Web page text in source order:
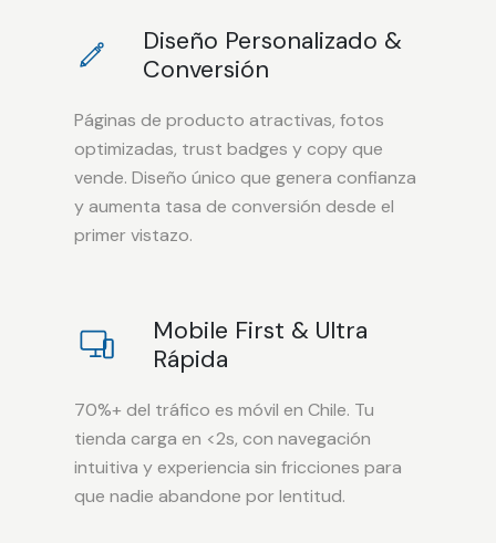
Diseño Personalizado &
Conversión
Páginas de producto atractivas, fotos
optimizadas, trust badges y copy que
vende. Diseño único que genera confianza
y aumenta tasa de conversión desde el
primer vistazo.
Mobile First & Ultra
Rápida
70%+ del tráfico es móvil en Chile. Tu
tienda carga en <2s, con navegación
intuitiva y experiencia sin fricciones para
que nadie abandone por lentitud.